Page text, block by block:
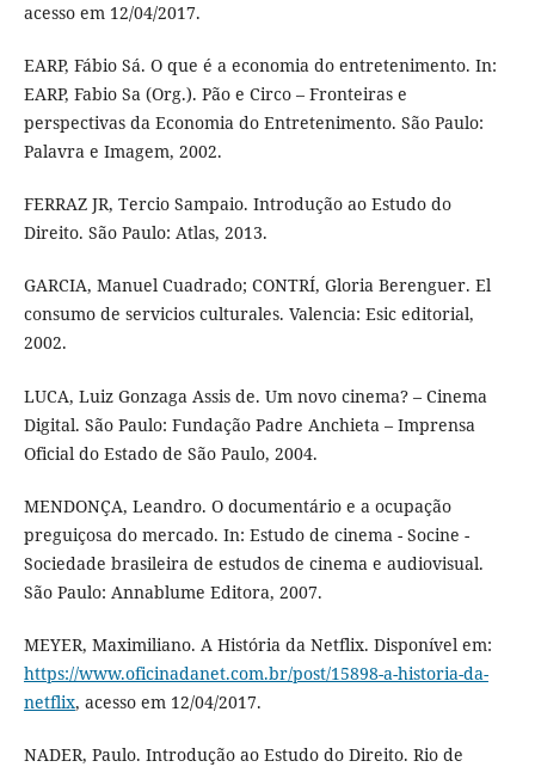
acesso em 12/04/2017.
EARP, Fábio Sá. O que é a economia do entretenimento. In:
EARP, Fabio Sa (Org.). Pão e Circo – Fronteiras e
perspectivas da Economia do Entretenimento. São Paulo:
Palavra e Imagem, 2002.
FERRAZ JR, Tercio Sampaio. Introdução ao Estudo do
Direito. São Paulo: Atlas, 2013.
GARCIA, Manuel Cuadrado; CONTRÍ, Gloria Berenguer. El
consumo de servicios culturales. Valencia: Esic editorial,
2002.
LUCA, Luiz Gonzaga Assis de. Um novo cinema? – Cinema
Digital. São Paulo: Fundação Padre Anchieta – Imprensa
Oficial do Estado de São Paulo, 2004.
MENDONÇA, Leandro. O documentário e a ocupação
preguiçosa do mercado. In: Estudo de cinema - Socine -
Sociedade brasileira de estudos de cinema e audiovisual.
São Paulo: Annablume Editora, 2007.
MEYER, Maximiliano. A História da Netflix. Disponível em:
https://www.oficinadanet.com.br/post/15898-a-historia-da-
netflix, acesso em 12/04/2017.
NADER, Paulo. Introdução ao Estudo do Direito. Rio de